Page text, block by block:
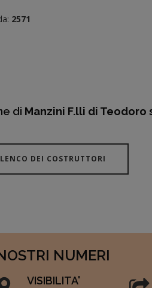
2571
di Manzini F.lli di Teodoro
DEI COSTRUTTORI
NUMERI
VISIBILITA'